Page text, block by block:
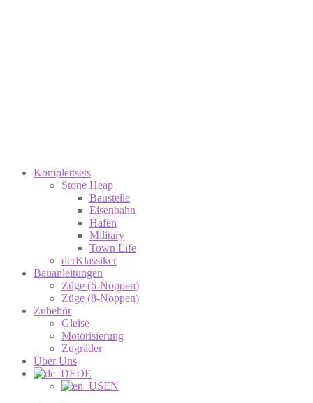
Komplettsets
Stone Heap
Baustelle
Eisenbahn
Hafen
Military
Town Life
derKlassiker
Bauanleitungen
Züge (6-Noppen)
Züge (8-Noppen)
Zubehör
Gleise
Motorisierung
Zugräder
Über Uns
DE
EN